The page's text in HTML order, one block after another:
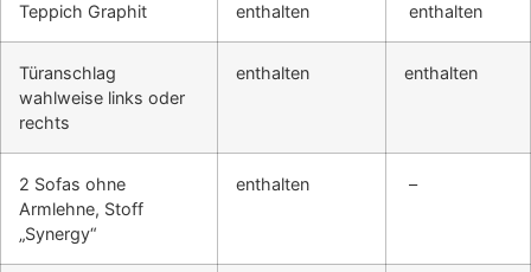
Teppich Graphit enthalten enthalten
Türanschlag
wahlweise links oder
rechts
enthalten enthalten
2 Sofas ohne
Armlehne, Stoff
„Synergy“
enthalten –